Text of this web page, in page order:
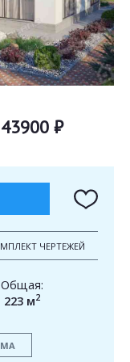
43900 ₽
ЧЕРТЕЖЕЙ
Общая:
223 м2
данных
данных
PolicyandTerms of Service